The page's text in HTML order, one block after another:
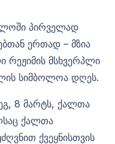
პირველად
ერთად – მზია
მსხვერპლი
სიმბოლოა დღეს.
8 მარტს, ქალთა
ქალთა
ქვეყნისთვის